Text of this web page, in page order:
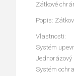
Zátkové
Popis:
Vlastnosti:
Systém
Jednorázový
Systém